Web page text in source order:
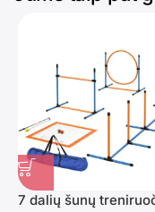
7 dalių šunų